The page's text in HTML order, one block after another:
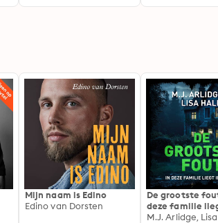
Mijn naam is Edino
Edino van Dorsten
De grootste
deze familie
iedereen
M.J. Arlidge,